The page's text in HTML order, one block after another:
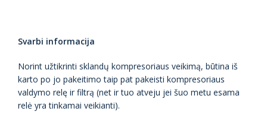
Svarbi informacija
Norint užtikrinti sklandų kompresoriaus veikimą, būtina iš
karto po jo pakeitimo taip pat pakeisti kompresoriaus
valdymo relę ir filtrą (net ir tuo atveju jei šuo metu esama
relė yra tinkamai veikianti).